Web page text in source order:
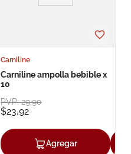
Agregar
Carniline
Carniline ampolla bebible x
10
PVP:29,90
$23,92
Agregar